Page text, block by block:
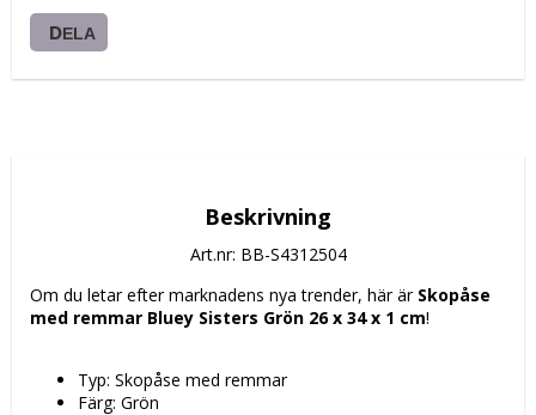
DELA
Beskrivning
Art.nr: BB-S4312504
Om du letar efter marknadens nya trender, här är Skopåse
med remmar Bluey Sisters Grön 26 x 34 x 1 cm!
Typ: Skopåse med remmar
Färg: Grön